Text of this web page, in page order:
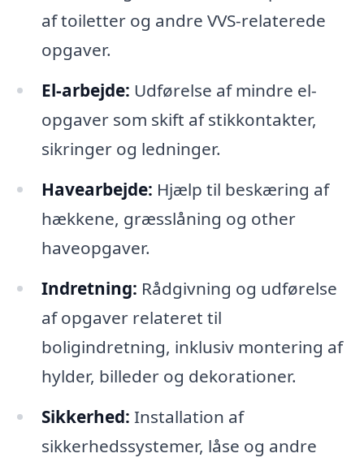
af toiletter og andre VVS-relaterede
opgaver.
El-arbejde: Udførelse af mindre el-
opgaver som skift af stikkontakter,
sikringer og ledninger.
Havearbejde: Hjælp til beskæring af
hækkene, græsslåning og other
haveopgaver.
Indretning: Rådgivning og udførelse
af opgaver relateret til
boligindretning, inklusiv montering af
hylder, billeder og dekorationer.
Sikkerhed: Installation af
sikkerhedssystemer, låse og andre